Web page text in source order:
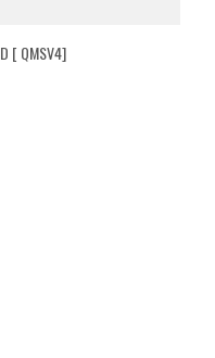
[ QMSV4]